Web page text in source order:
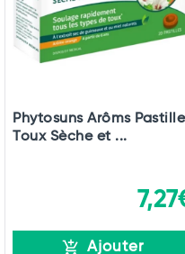
Phytosuns Arôms
Toux Sèche et ...
Ajouter